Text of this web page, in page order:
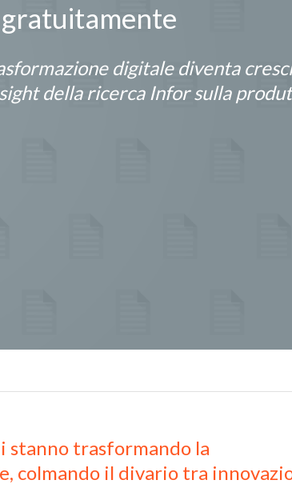
digitale diventa
della ricerca Infor sulla
stanno trasformando la
colmando il divario tra